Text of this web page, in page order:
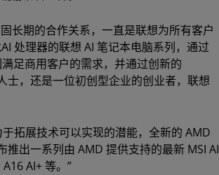
长期的合作关系，一直是联想为所有客户
处理器的联想 AI 笔记本电脑系列，通过
足商用客户的需求，并通过创新的
，还是一位初创型企业的创业者，联想
拓展技术可以实现的潜能，全新的 AMD
出一系列由 AMD 提供支持的最新 MSI AI
AI+ 等。”